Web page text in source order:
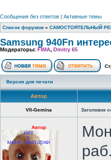
Сообщения без ответов | Активные темы
Список форумов » САМОСТОЯТЕЛЬНЫЙ
Samsung 940Fn
Модераторы: FIMA, Dmitry 65
Версия для печати
Автор
VII-Gemina Заголовок
Автор